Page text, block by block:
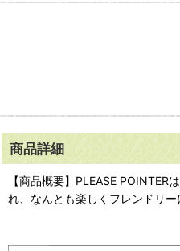
商品詳細
【商品概要】PLEASE
れ、なんとも楽しくフレンドリー